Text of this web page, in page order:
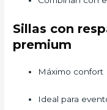
Sillas con
premium
Máximo confort
Ideal para